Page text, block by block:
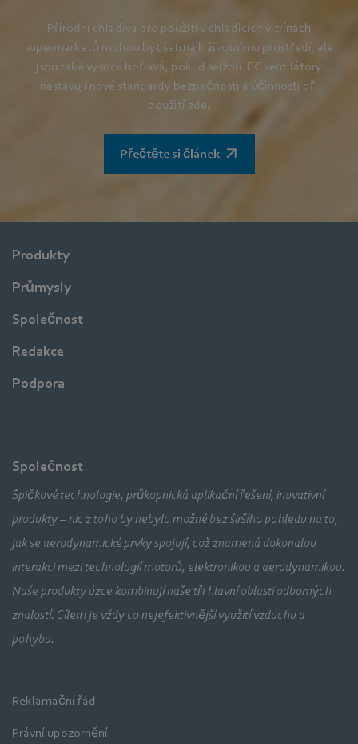
Přírodní chladiva pro použití v chladicích vitrínách
supermarketů mohou být šetrná k životnímu prostředí, ale
jsou také vysoce hořlavá, pokud selžou. EC ventilátory
nastavují nové standardy bezpečnosti a účinnosti při
použití zde.
Přečtěte si článek
Produkty
Průmysly
Společnost
Redakce
Podpora
Společnost
Špičkové technologie, průkopnická aplikační řešení, inovativní
produkty – nic z toho by nebylo možné bez širšího pohledu na to,
jak se aerodynamické prvky spojují, což znamená dokonalou
interakci mezi technologií motorů, elektronikou a aerodynamikou.
Naše produkty úzce kombinují naše tři hlavní oblasti odborných
znalostí. Cílem je vždy co nejefektivnější využití vzduchu a
pohybu.
Reklamační řád
Právní upozornění